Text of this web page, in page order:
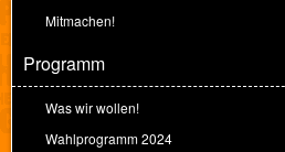
Mitmachen!
Programm
Was wir wollen!
Wahlprogramm 2024